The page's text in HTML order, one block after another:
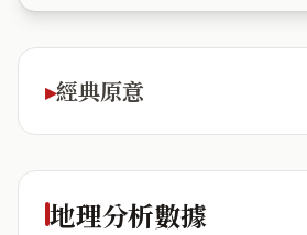
經典原意
地理分析數據